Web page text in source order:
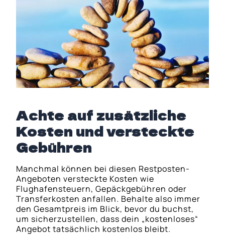
Achte auf zusätzliche
Kosten und versteckte
Gebühren
Manchmal können bei diesen Restposten-
Angeboten versteckte Kosten wie
Flughafensteuern, Gepäckgebühren oder
Transferkosten anfallen. Behalte also immer
den Gesamtpreis im Blick, bevor du buchst,
um sicherzustellen, dass dein „kostenloses“
Angebot tatsächlich kostenlos bleibt.